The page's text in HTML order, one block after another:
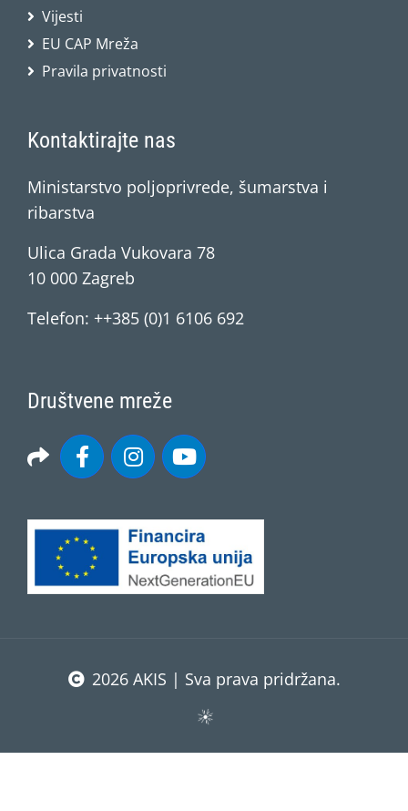
Vijesti
EU CAP Mreža
Pravila privatnosti
Kontaktirajte nas
Ministarstvo poljoprivrede, šumarstva i
ribarstva
Ulica Grada Vukovara 78
10 000 Zagreb
Telefon: ++385 (0)1 6106 692
Društvene mreže
2026 AKIS | Sva prava pridržana.